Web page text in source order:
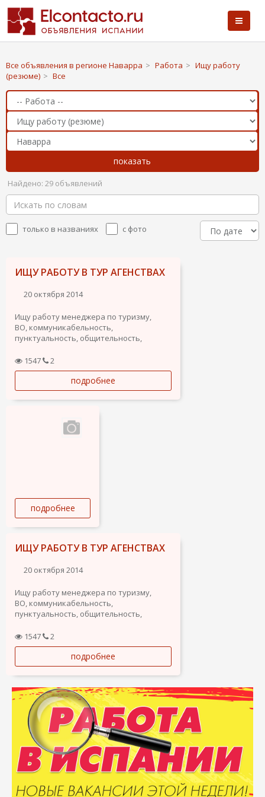
Все объявления в регионе Наварра > Работа > Ищу работу
(резюме) > Все
Найдено: 29 объявлений
только в названиях с фото
ИЩУ РАБОТУ В ТУР АГЕНСТВАХ
20 октября 2014
Ищу работу менеджера по туризму,
ВО, коммуникабельность,
пунктуальность, общительность,
ПК. Быстрая обучаемость, грамотная
устная и письменная речь.
Ответственность, амбициозность и
желание расти и развиваться в сфере
туризма.
1547 2
подробнее
подробнее
ИЩУ РАБОТУ В ТУР АГЕНСТВАХ
20 октября 2014
Ищу работу менеджера по туризму,
ВО, коммуникабельность,
пунктуальность, общительность,
ПК. Быстрая обучаемость, грамотная
устная и письменная речь.
Ответственность, амбициозность и
желание расти и развиваться в сфере
туризма.
1547 2
подробнее